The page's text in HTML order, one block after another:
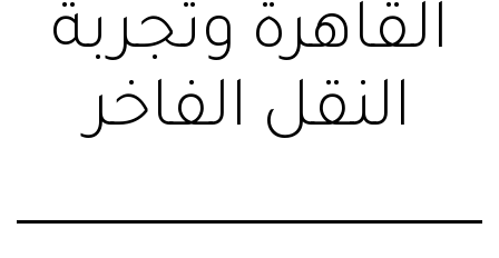
القاهرة وتجربة
النقل الفاخر